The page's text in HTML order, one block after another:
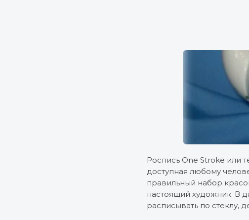
Роспись One Stroke или
доступная любому
правильный набор
настоящий художник. В
расписывать по стеклу,